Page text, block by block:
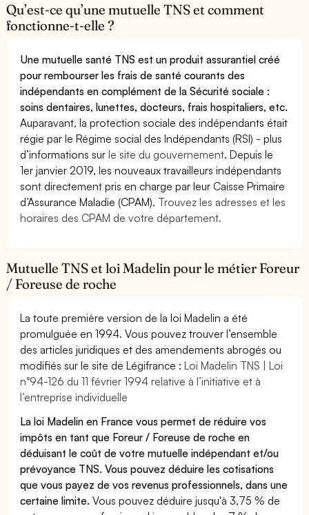
Qu’est-ce qu’une mutuelle TNS et comment
fonctionne-t-elle ?
Une mutuelle santé TNS est un produit assurantiel créé
pour rembourser les frais de santé courants des
indépendants en complément de la Sécurité sociale :
soins dentaires, lunettes, docteurs, frais hospitaliers, etc.
Auparavant, la protection sociale des indépendants était
régie par le Régime social des Indépendants (RSI) - plus
d’informations surle site du gouvernement. Depuis le
1er janvier 2019, les nouveaux travailleurs indépendants
sont directement pris en charge par leur Caisse Primaire
d’Assurance Maladie (CPAM). Trouvez les adresses et les
horaires des CPAM de votre département.
Mutuelle TNS et loi Madelin pour le métier Foreur
/ Foreuse de roche
La toute première version de la loi Madelin a été
promulguée en 1994. Vous pouvez trouver l’ensemble
des articles juridiques et des amendements abrogés ou
modifiés sur le site de Légifrance :Loi Madelin TNS | Loi
n°94-126 du 11 février 1994 relative à l’initiative et à
l’entreprise individuelle
La loi Madelin en France vous permet de réduire vos
impôts en tant que Foreur / Foreuse de roche en
déduisant le coût de votre mutuelle indépendant et/ou
prévoyance TNS. Vous pouvez déduire les cotisations
que vous payez de vos revenus professionnels, dans une
certaine limite.Vous pouvez déduire jusqu'à 3,75 % de